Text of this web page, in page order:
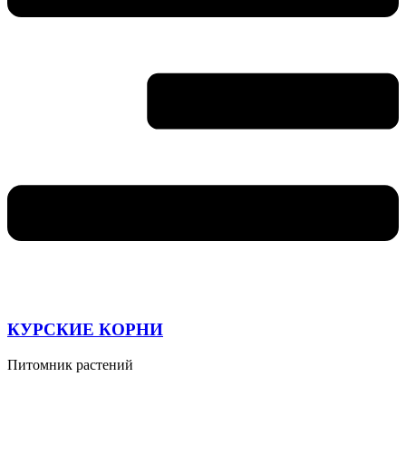
КУРСКИЕ КОРНИ
Питомник растений